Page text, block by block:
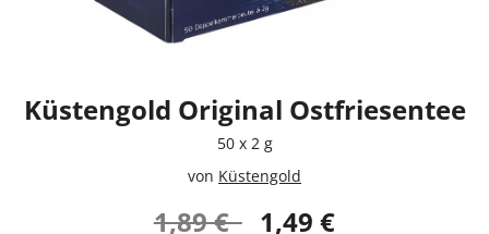
Küstengold Original Ostfriesentee
50 x 2 g
von Küstengold
1,89 € 1,49 €